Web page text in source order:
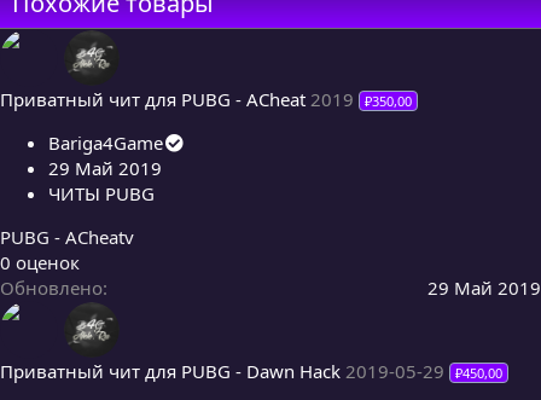
Приватный чит для PUBG - ACheat 2019 ₽350,00
Bariga4Game
29 Май 2019
ЧИТЫ PUBG
PUBG - ACheatv
0
,
0
з
0 оценок
Обновлено
29 Май 2019
Приватный чит для PUBG - Dawn Hack 2019-05-29 ₽450,00